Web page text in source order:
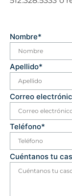
Nombre*
Apellido*
Correo
Teléfono*
Cuéntanos tu